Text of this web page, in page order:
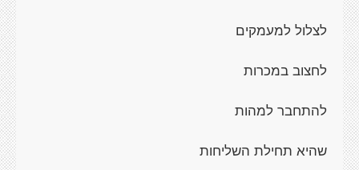
לצלול למעמקים
לחצוב במכרות
להתחבר למהות
שהיא תחילת השליחות